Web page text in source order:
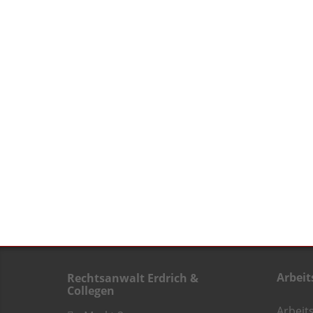
Rechtsanwalt Erdrich &
Collegen